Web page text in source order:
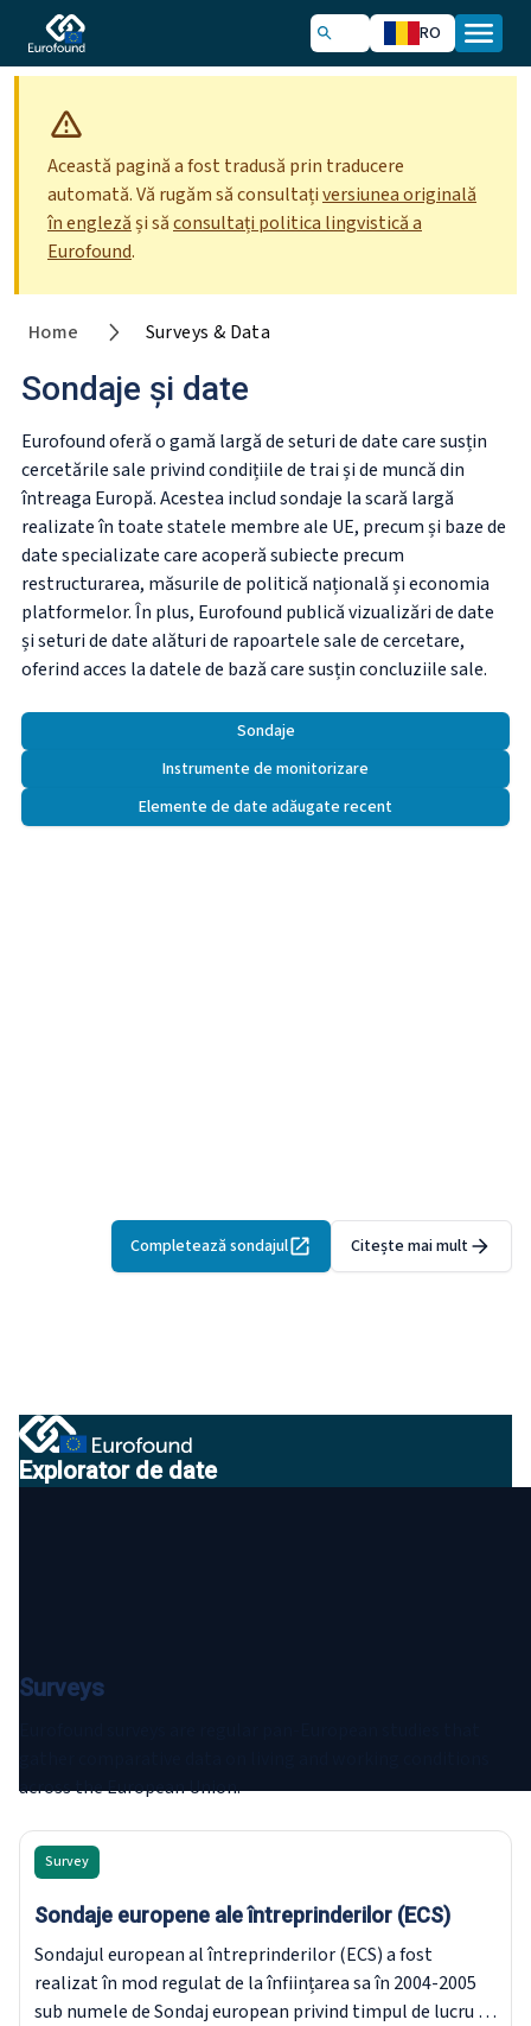
RO
Această pagină a fost tradusă prin traducere
automată. Vă rugăm să consultațiversiunea originală
în englezăși săconsultați politica lingvistică a
Eurofound.
Home Surveys & Data
Sondaje și date
Eurofound oferă o gamă largă de seturi de date care susțin
cercetările sale privind condițiile de trai și de muncă din
întreaga Europă. Acestea includ sondaje la scară largă
realizate în toate statele membre ale UE, precum și baze de
date specializate care acoperă subiecte precum
restructurarea, măsurile de politică națională și economia
platformelor. În plus, Eurofound publică vizualizări de date
și seturi de date alături de rapoartele sale de cercetare,
oferind acces la datele de bază care susțin concluziile sale.
Sondaje
Instrumente de monitorizare
Elemente de date adăugate recent
Completează sondajul Citește mai mult
Explorator de date
Surveys
across the European Union.
Survey
Sondaje europene ale întreprinderilor (ECS)
Sondajul european al întreprinderilor (ECS) a fost
realizat în mod regulat de la înființarea sa în 2004-2005
sub numele de Sondaj european privind timpul de lucru și